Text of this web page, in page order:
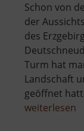
Schon von
der
des
Turm hat
Landschaft
geöffnet
weiterlesen